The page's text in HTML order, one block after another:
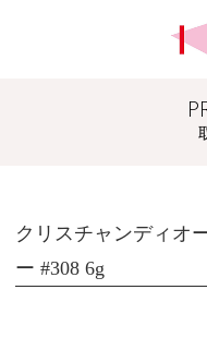
クリスチャンディオ
ー #308 6g